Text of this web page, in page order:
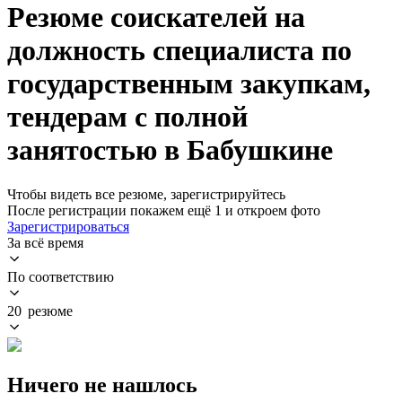
Резюме соискателей на
должность специалиста по
государственным закупкам,
тендерам с полной
занятостью в Бабушкине
Чтобы видеть все резюме, зарегистрируйтесь
После регистрации покажем ещё 1 и откроем фото
Зарегистрироваться
За всё время
По соответствию
20 резюме
Ничего не нашлось